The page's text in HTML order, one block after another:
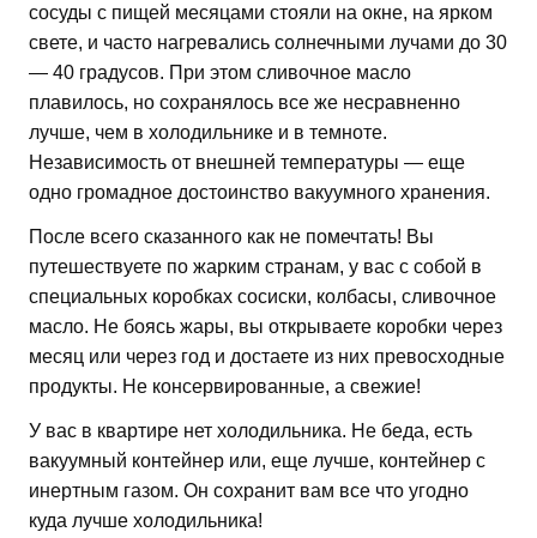
сосуды с пищей месяцами стояли на окне, на ярком
свете, и часто нагревались солнечными лучами до 30
— 40 градусов. При этом сливочное масло
плавилось, но сохранялось все же несравненно
лучше, чем в холодильнике и в темноте.
Независимость от внешней температуры — еще
одно громадное достоинство вакуумного хранения.
После всего сказанного как не помечтать! Вы
путешествуете по жарким странам, у вас с собой в
специальных коробках сосиски, колбасы, сливочное
масло. Не боясь жары, вы открываете коробки через
месяц или через год и достаете из них превосходные
продукты. Не консервированные, а свежие!
У вас в квартире нет холодильника. Не беда, есть
вакуумный контейнер или, еще лучше, контейнер с
инертным газом. Он сохранит вам все что угодно
куда лучше холодильника!